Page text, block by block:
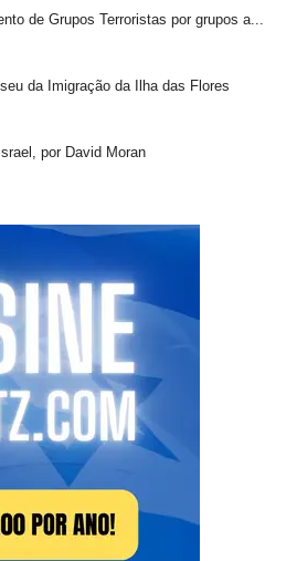
de Grupos Terroristas por grupos a...
da Imigração da Ilha das Flores
por David Moran